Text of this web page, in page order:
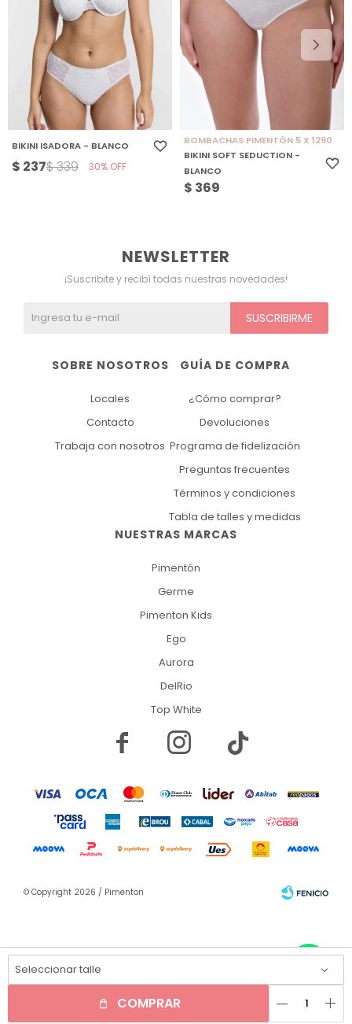
Seleccionar talle
COMPRAR remove add
BIKINI ISADORA - BLANCO
$ 237$339 30
BOMBACHAS PIMENTÓN 5 X 1290
BIKINI SOFT SEDUCTION -
BLANCO
$ 369
NUESTRAS MARCAS
Pimentón
Germe
Pimenton Kids
Ego
Aurora
DelRio
Top White
GUÍA DE COMPRA
¿Cómo comprar?
Devoluciones
Programa de fidelización
Preguntas frecuentes
Términos y condiciones
Tabla de talles y medidas
SOBRE NOSOTROS
Locales
Contacto
Trabaja con nosotros
NEWSLETTER
¡Suscribite y recibí todas nuestras novedades!
SUSCRIBIRME
 
© Copyright 2026 / Pimenton
Fenicio